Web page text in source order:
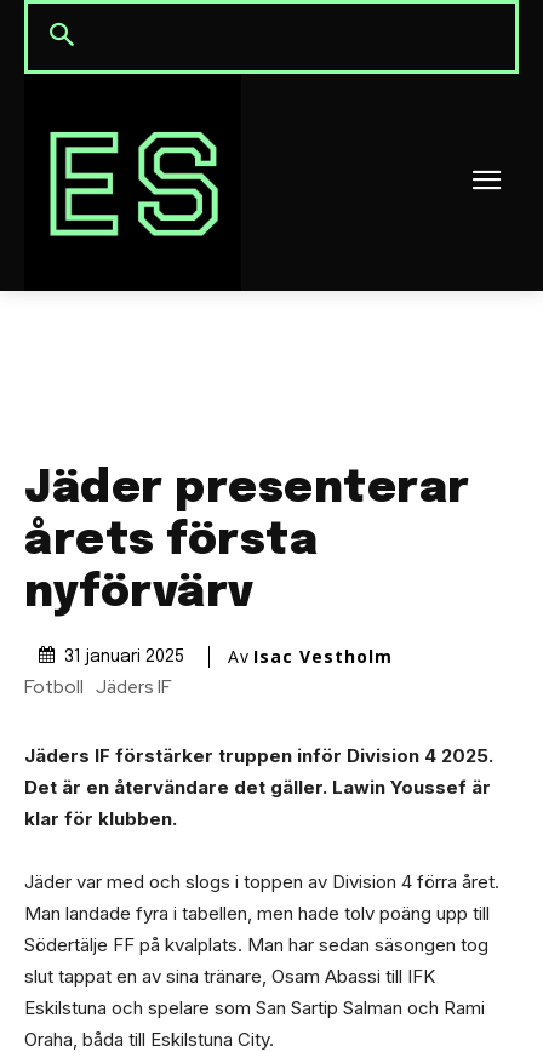
Jäder presenterar
årets första
nyförvärv
31 januari 2025 Av Isac Vestholm
Fotboll Jäders IF
Jäders IF förstärker truppen inför Division 4 2025.
Det är en återvändare det gäller. Lawin Youssef är
klar för klubben.
Jäder var med och slogs i toppen av Division 4 förra året.
Man landade fyra i tabellen, men hade tolv poäng upp till
Södertälje FF på kvalplats. Man har sedan säsongen tog
slut tappat en av sina tränare, Osam Abassi till IFK
Eskilstuna och spelare som San Sartip Salman och Rami
Oraha, båda till Eskilstuna City.